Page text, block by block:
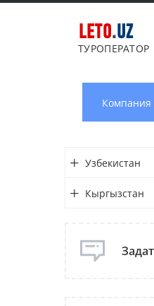
LETO.UZ
ТУРОПЕРАТОР
Компания
Узбекистан
Кыргызстан